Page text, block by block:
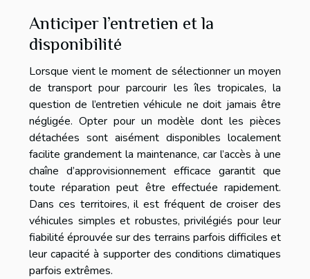
Anticiper l’entretien et la
disponibilité
Lorsque vient le moment de sélectionner un moyen
de transport pour parcourir les îles tropicales, la
question de l’entretien véhicule ne doit jamais être
négligée. Opter pour un modèle dont les pièces
détachées sont aisément disponibles localement
facilite grandement la maintenance, car l’accès à une
chaîne d’approvisionnement efficace garantit que
toute réparation peut être effectuée rapidement.
Dans ces territoires, il est fréquent de croiser des
véhicules simples et robustes, privilégiés pour leur
fiabilité éprouvée sur des terrains parfois difficiles et
leur capacité à supporter des conditions climatiques
parfois extrêmes.